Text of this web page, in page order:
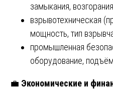
замыкания,
взрывотехническая
мощность, тип
промышленная
оборудование,
💼 Экономические и